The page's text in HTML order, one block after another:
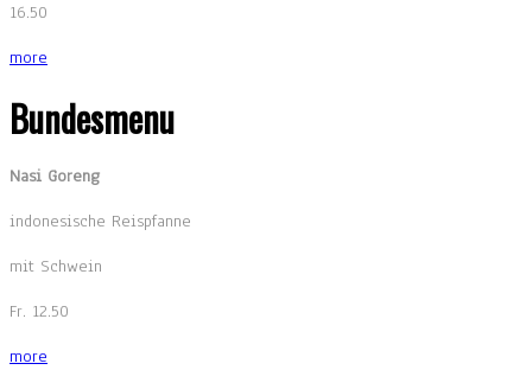
16.50
more
Bundesmenu
Nasi Goreng
indonesische Reispfanne
mit Schwein
Fr. 12.50
more